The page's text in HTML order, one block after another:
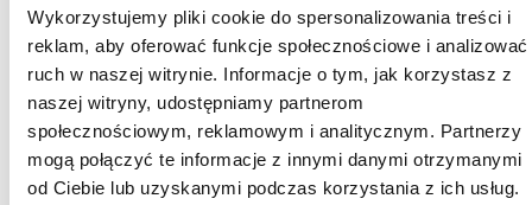
Wykorzystujemy pliki cookie do spersonalizowania treści i
reklam, aby oferować funkcje społecznościowe i analizować
ruch w naszej witrynie. Informacje o tym, jak korzystasz z
naszej witryny, udostępniamy partnerom
społecznościowym, reklamowym i analitycznym. Partnerzy
mogą połączyć te informacje z innymi danymi otrzymanymi
od Ciebie lub uzyskanymi podczas korzystania z ich usług.